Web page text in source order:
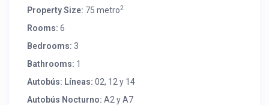
Property Size: 75 metro2
Rooms: 6
Bedrooms: 3
Bathrooms: 1
Autobús: Líneas: 02, 12 y 14
Autobús Nocturno: A2 y A7